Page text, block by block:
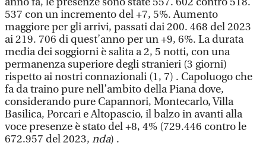
537 con un incremento del +7, 5%. Aumento
maggiore per gli arrivi, passati dai 200. 468 del 2023
ai 219. 706 di quest’anno per un +9, 6%. La durata
media dei soggiorni è salita a 2, 5 notti, con una
permanenza superiore degli stranieri (3 giorni)
rispetto ai nostri connazionali (1, 7) . Capoluogo che
fa da traino pure nell’ambito della Piana dove,
considerando pure Capannori, Montecarlo, Villa
Basilica, Porcari e Altopascio, il balzo in avanti alla
voce presenze è stato del +8, 4% (729.446 contro le
672.957 del 2023, nda) .